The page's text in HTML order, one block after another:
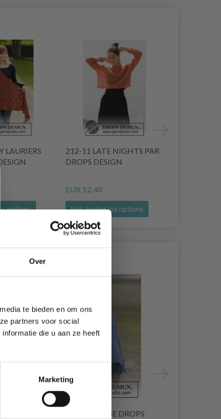
Over
te bieden en om ons
partners voor social
die u aan ze heeft
Marketing
LAURIERS
options
212-11 LATE NIGHTS PAR
DROPS DESIGN
EUR 12.40
Voir toutes les options
205-62 JEAN BLEU DE DROPS